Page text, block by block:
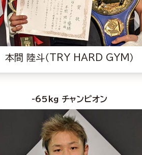
本間 陸斗（TRY HARD GYM）
-65kg チャンピオン